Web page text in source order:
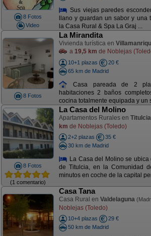
8 Fotos
Video
Sus viejas paredes
llano y guardan un sabor y
la Casa Rural & Spa La Graj ...
8 Fotos
La Mirandita
Vivienda turística en
a 19,5 km de Noblejas
10+1 plazas
20 €
65 km de Madrid
Casa pareada de 2
habitaciones 2 baños
cocina totalmente equipada y un
8 Fotos
(1 comentario)
La Casa del Molino
Apartamentos Rurales en Titulcia
km de Noblejas (Toledo)
2+2 plazas
35 €
30 km de Madrid
La Casa del Molino se
de Titulcia, en la Comunidad
minutos en coche de la capital
Casa Tana
Casa Rural en Valdelaguna
Noblejas (Toledo)
10+4 plazas
29 €
50 km de Madrid